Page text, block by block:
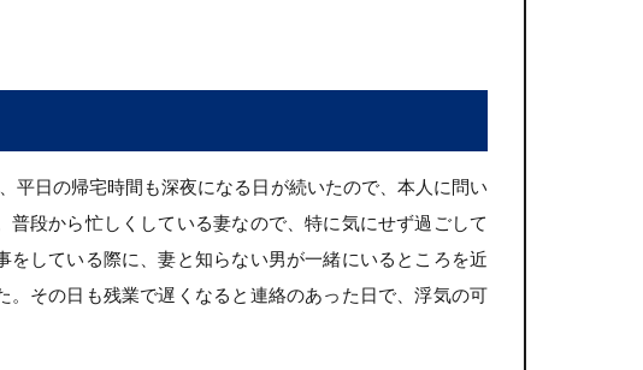
平日の帰宅時間も深夜になる日が続いたので、本人に問い
段から忙しくしている妻なので、特に気にせず過ごして
している際に、妻と知らない男が一緒にいるところを近
その日も残業で遅くなると連絡のあった日で、浮気の可